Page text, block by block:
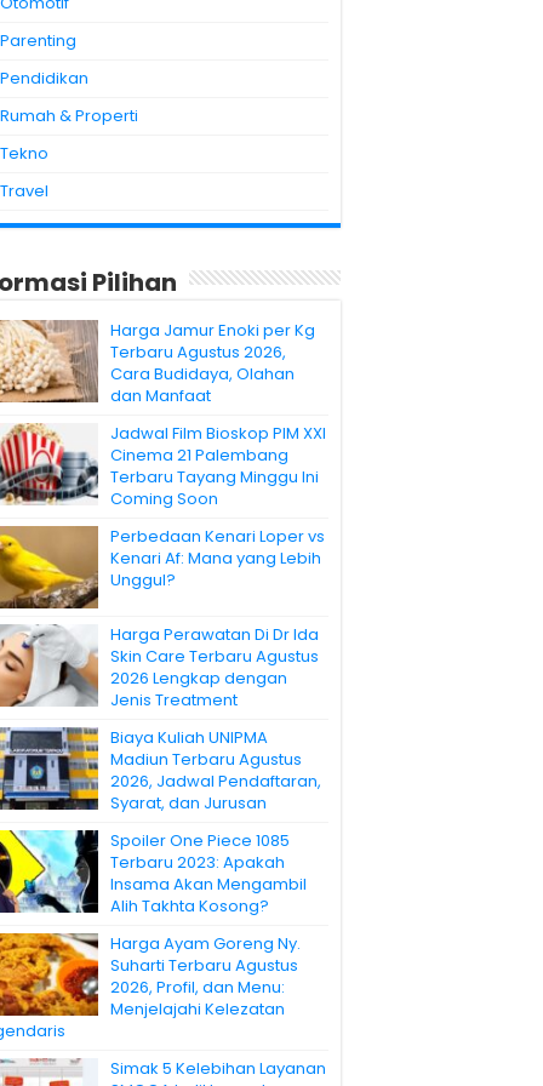
Parenting
Pendidikan
Rumah & Properti
Tekno
Travel
Pilihan
Harga Jamur Enoki per Kg
Terbaru Agustus 2026,
Cara Budidaya, Olahan
dan Manfaat
Jadwal Film Bioskop PIM XXI
Cinema 21 Palembang
Terbaru Tayang Minggu Ini
Coming Soon
Perbedaan Kenari Loper vs
Kenari Af: Mana yang Lebih
Unggul?
Harga Perawatan Di Dr Ida
Skin Care Terbaru Agustus
2026 Lengkap dengan
Jenis Treatment
Biaya Kuliah UNIPMA
Madiun Terbaru Agustus
2026, Jadwal Pendaftaran,
Syarat, dan Jurusan
Spoiler One Piece 1085
Terbaru 2023: Apakah
Insama Akan Mengambil
Alih Takhta Kosong?
Harga Ayam Goreng Ny.
Suharti Terbaru Agustus
2026, Profil, dan Menu:
Menjelajahi Kelezatan
Simak 5 Kelebihan Layanan